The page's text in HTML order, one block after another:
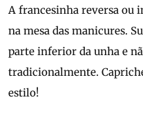
A francesinha reversa ou
na mesa das manicures.
parte inferior da unha e
tradicionalmente.
estilo!